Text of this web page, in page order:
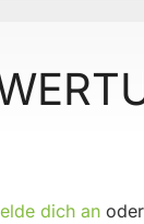
dich an oder